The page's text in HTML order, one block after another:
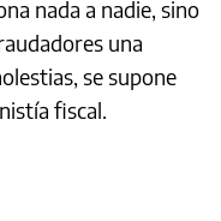
nada a nadie, sino
una
se supone
fiscal.